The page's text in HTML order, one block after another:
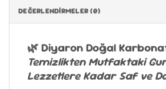
DEĞERLENDIRMELER (0)
🌿 Diyaron Doğal
Temizlikten Mutfaktaki
Lezzetlere Kadar Saf ve